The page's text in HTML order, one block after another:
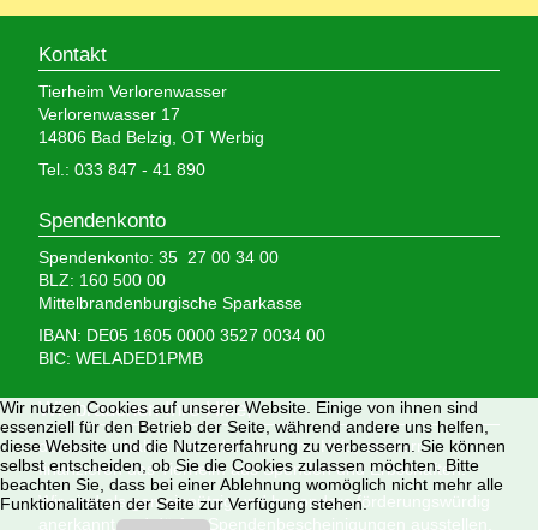
Kontakt
Tierheim Verlorenwasser
Verlorenwasser 17
14806 Bad Belzig, OT Werbig
Tel.: 033 847 - 41 890
Spendenkonto
Spendenkonto: 35 27 00 34 00
BLZ: 160 500 00
Mittelbrandenburgische Sparkasse
IBAN: DE05 1605 0000 3527 0034 00
BIC: WELADED1PMB
Wir brauchen Ihre Hilfe,
denn wir erhalten keinerlei staatliche Hilfe, sondern
finanzieren das Tierheim aus Spenden und Erbschaften.
Wir sind als gemeinnützig und besonders förderungswürdig
anerkannt und dürfen Spendenbescheinigungen ausstellen.
Wir nutzen Cookies auf unserer Website. Einige von ihnen sind
essenziell für den Betrieb der Seite, während andere uns helfen,
diese Website und die Nutzererfahrung zu verbessern. Sie können
selbst entscheiden, ob Sie die Cookies zulassen möchten. Bitte
beachten Sie, dass bei einer Ablehnung womöglich nicht mehr alle
Funktionalitäten der Seite zur Verfügung stehen.